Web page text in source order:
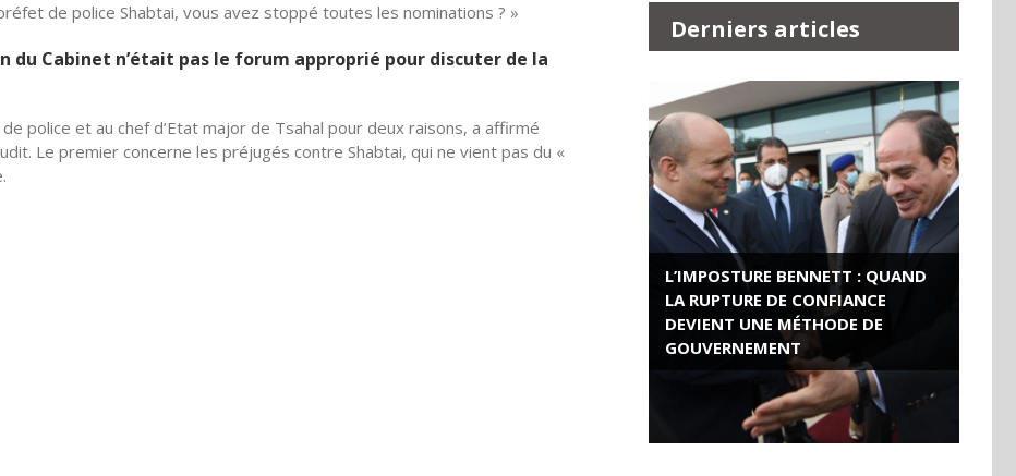
de police Shabtai, vous avez stoppé toutes les nominations ? »
Cabinet n’était pas le forum approprié pour discuter de la
police et au chef d’Etat major de Tsahal pour deux raisons, a affirmé
Le premier concerne les préjugés contre Shabtai, qui ne vient pas du «
Derniers articles
L’IMPOSTURE BENNETT : QUAND
LA RUPTURE DE CONFIANCE
DEVIENT UNE MÉTHODE DE
GOUVERNEMENT
ROSE VALLAND, HEROÏNE DE LA
RESISTANCE FRANÇAISE